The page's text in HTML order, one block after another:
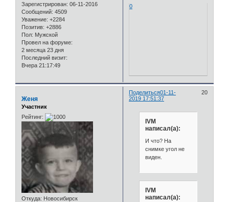
Зарегистрирован: 06-11-2016
Сообщений: 4509
Уважение: +2284
Позитив: +2886
Пол: Мужской
Провел на форуме:
2 месяца 23 дня
Последний визит:
Вчера 21:17:49
0
Поделиться 20
01-11-
2019 17:51:37
Женя
Участник
Рейтинг:
Откуда: Новосибирск
IVM
написал(а):
И что? На
снимке угол не
виден.
IVM
написал(а):